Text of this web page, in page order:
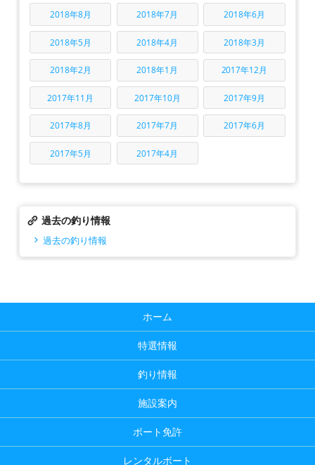
2018年8月 2018年7月 2018年6月
2018年5月 2018年4月 2018年3月
2018年2月 2018年1月 2017年12月
2017年11月 2017年10月 2017年9月
2017年8月 2017年7月 2017年6月
2017年5月 2017年4月
過去の釣り情報
過去の釣り情報
ホーム
特選情報
釣り情報
施設案内
ボート免許
レンタルボート